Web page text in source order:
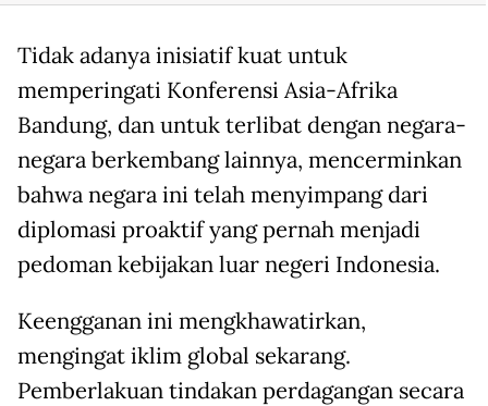
Tidak adanya inisiatif kuat untuk
memperingati Konferensi Asia-Afrika
Bandung, dan untuk terlibat dengan negara-
negara berkembang lainnya, mencerminkan
bahwa negara ini telah menyimpang dari
diplomasi proaktif yang pernah menjadi
pedoman kebijakan luar negeri Indonesia.
Keengganan ini mengkhawatirkan,
mengingat iklim global sekarang.
Pemberlakuan tindakan perdagangan secara